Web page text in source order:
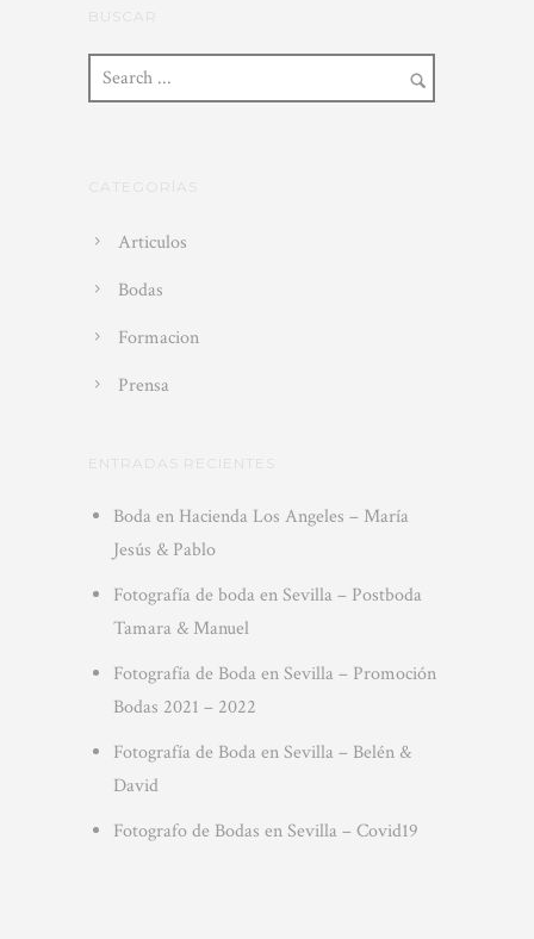
Articulos
Bodas
Formacion
Prensa
Boda en Hacienda Los Angeles – María
Jesús & Pablo
Fotografía de boda en Sevilla – Postboda
Tamara & Manuel
Fotografía de Boda en Sevilla – Promoción
Bodas 2021 – 2022
Fotografía de Boda en Sevilla – Belén &
David
Fotografo de Bodas en Sevilla – Covid19